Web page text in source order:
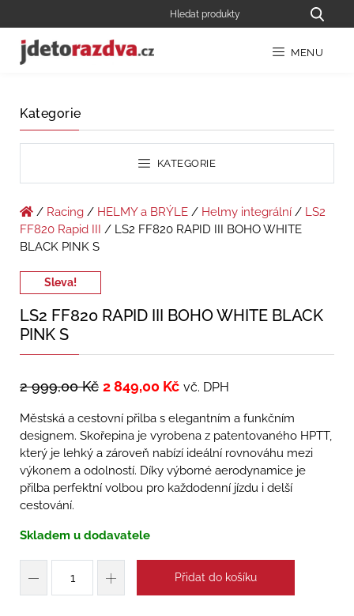
MENU
Kategorie
KATEGORIE
/ Racing / HELMY a BRÝLE / Helmy integrální / LS2
FF820 Rapid III
/ LS2 FF820 RAPID III BOHO WHITE
BLACK PINK S
Sleva!
LS2 FF820 RAPID III BOHO WHITE BLACK
PINK S
2 999,00Kč 2 849,00 Kč vč. DPH
Městská a cestovní přilba s elegantním a funkčním
designem. Skořepina je vyrobena z patentovaného HPTT,
který je lehký a zároveň nabízí ideální rovnováhu mezi
výkonem a odolností. Díky výborné aerodynamice je
přilba perfektní volbou pro každodenní jízdu i delší
cestování.
Skladem u dodavatele
Přidat do košíku